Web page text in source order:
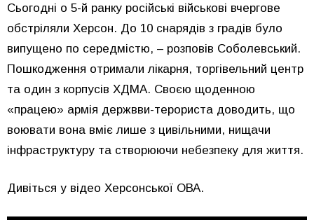
Сьогодні о 5-й ранку російські військові вчергове
обстріляли Херсон. До 10 снарядів з градів було
випущено по середмістю, – розповів Соболевський.
Пошкодження отримали лікарня, торгівельний центр
та один з корпусів ХДМА. Своєю щоденною
«працею» армія держвви-терориста доводить, що
воювати вона вміє лише з цивільними, нищачи
інфраструктуру та створюючи небезпеку для життя.
Дивіться у відео Херсонської ОВА.